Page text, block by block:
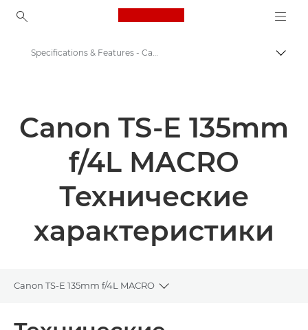
Canon Logo, back to
Canon TS-E 135mm f/4L MACRO - Объективы - Камера и фотообъективы
Specifications & Features - Canon TS-E 135mm f/4L MACRO - Canon TS-E 135mm f/4L MACRO
Canon TS-E 135mm
f/4L MACRO
Технические
характеристики
Canon TS-E 135mm f/4L MACRO
Toggle breadcrumbs